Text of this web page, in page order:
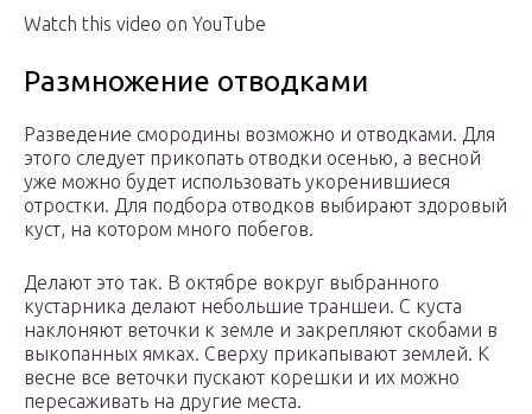
Watch this video on YouTube
Размножение отводками
Разведение смородины возможно и отводками. Для
этого следует прикопать отводки осенью, а весной
уже можно будет использовать укоренившиеся
отростки. Для подбора отводков выбирают здоровый
куст, на котором много побегов.
Делают это так. В октябре вокруг выбранного
кустарника делают небольшие траншеи. С куста
наклоняют веточки к земле и закрепляют скобами в
выкопанных ямках. Сверху прикапывают землей. К
весне все веточки пускают корешки и их можно
пересаживать на другие места.